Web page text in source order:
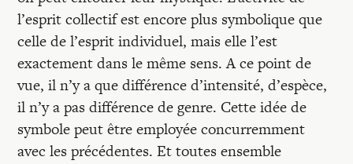
l’esprit collectif est encore plus symbolique que
celle de l’esprit individuel, mais elle l’est
exactement dans le même sens. A ce point de
vue, il n’y a que différence d’intensité, d’espèce,
il n’y a pas différence de genre. Cette idée de
symbole peut être employée concurremment
avec les précédentes. Et toutes ensemble